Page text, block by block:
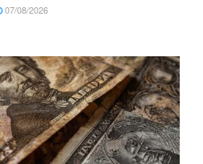
07/08/2026